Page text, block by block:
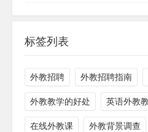
标签列表
外教招聘 外教招聘指南
外教教学的好处 英语外教
在线外教课 外教背景调查